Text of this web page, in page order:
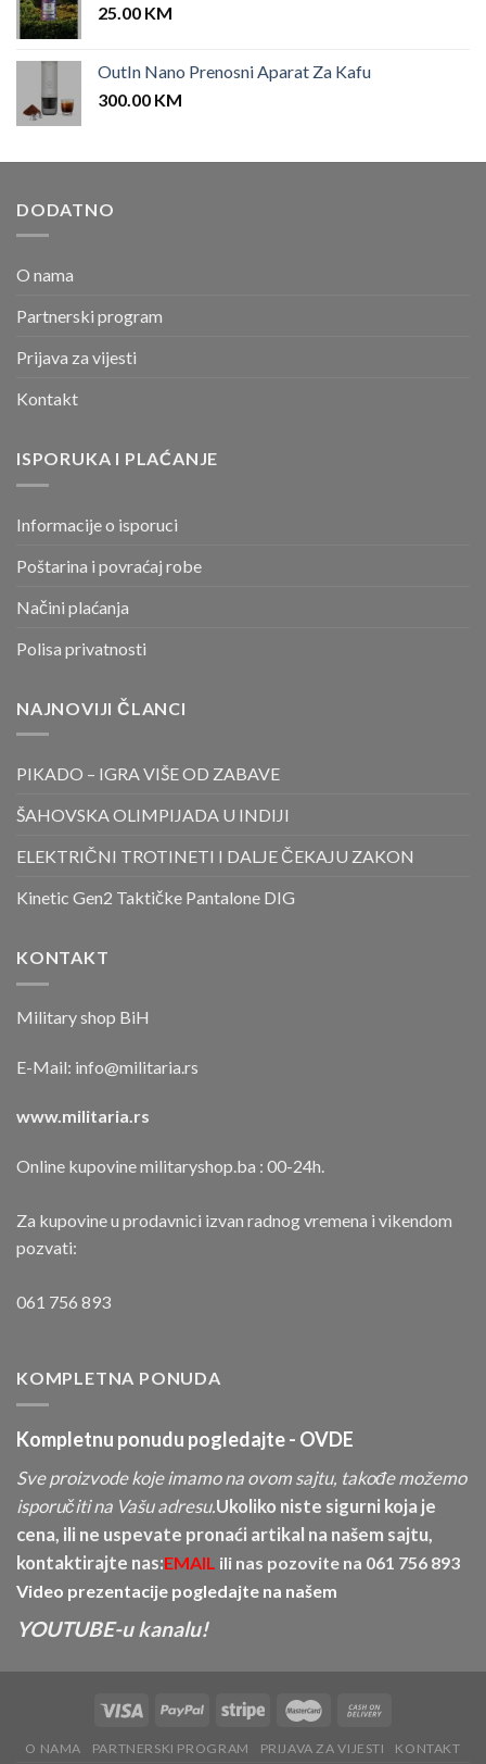
25.00 KM
OutIn Nano Prenosni Aparat Za Kafu
300.00 KM
DODATNO
O nama
Partnerski program
Prijava za vijesti
Kontakt
ISPORUKA I PLAĆANJE
Informacije o isporuci
Poštarina i povraćaj robe
Načini plaćanja
Polisa privatnosti
NAJNOVIJI ČLANCI
PIKADO – IGRA VIŠE OD ZABAVE
ŠAHOVSKA OLIMPIJADA U INDIJI
ELEKTRIČNI TROTINETI I DALJE ČEKAJU ZAKON
Kinetic Gen2 Taktičke Pantalone DIG
KONTAKT
Military shop BiH
E-Mail: info@militaria.rs
www.militaria.rs
Online kupovine militaryshop.ba : 00-24h.
Za kupovine u prodavnici izvan radnog vremena i vikendom
pozvati:
061 756 893
KOMPLETNA PONUDA
Kompletnu ponudu pogledajte - OVDE
Sve proizvode koje imamo na ovom sajtu, takođe možemo
isporučiti na Vašu adresu.Ukoliko niste sigurni koja je
cena, ili ne uspevate pronaći artikal na našem sajtu,
kontaktirajte nas:EMAIL ili nas pozovite na 061 756 893
Video prezentacije pogledajte na našem
YOUTUBE-u kanalu!
O NAMA PARTNERSKI PROGRAM PRIJAVA ZA VIJESTI KONTAKT